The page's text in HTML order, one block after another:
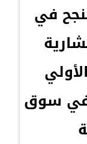
في
في سوق